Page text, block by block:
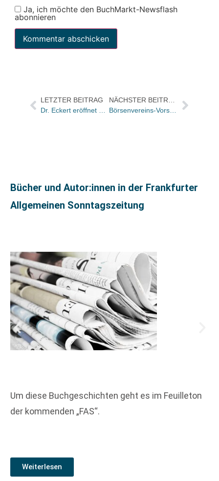
Ja, ich möchte den BuchMarkt-Newsflash
abonnieren
LETZTER BEITRAG
Bücher und Autor:innen in der Frankfurter
Allgemeinen Sonntagszeitung
Um diese Buchgeschichten geht es im Feuilleton
der kommenden „FAS“.
Weiterlesen